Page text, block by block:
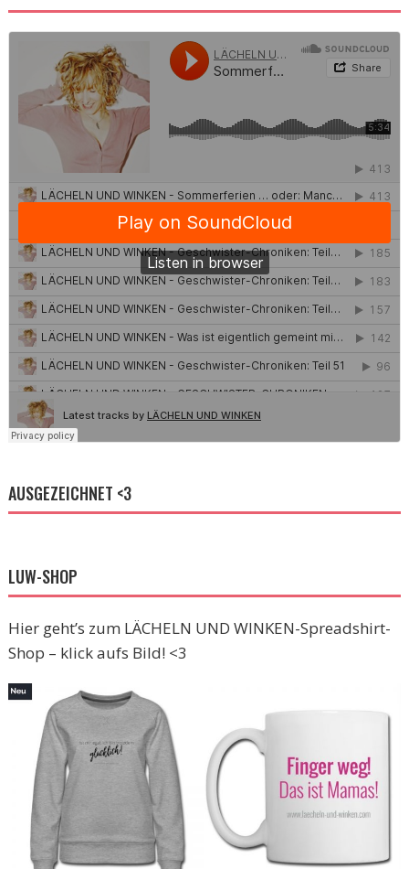
AUSGEZEICHNET <3
LUW-SHOP
Hier geht’s zum LÄCHELN UND WINKEN-Spreadshirt-
Shop – klick aufs Bild! <3